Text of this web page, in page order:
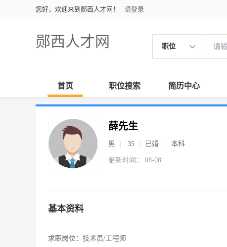
您好，欢迎来到郧西人才网！ 请登录
郧西人才网 职位
首页 职位搜索 简历中心
薛先生
男 35 已婚 本科
更新时间： 08-08
基本资料
求职岗位： 技术员/工程师